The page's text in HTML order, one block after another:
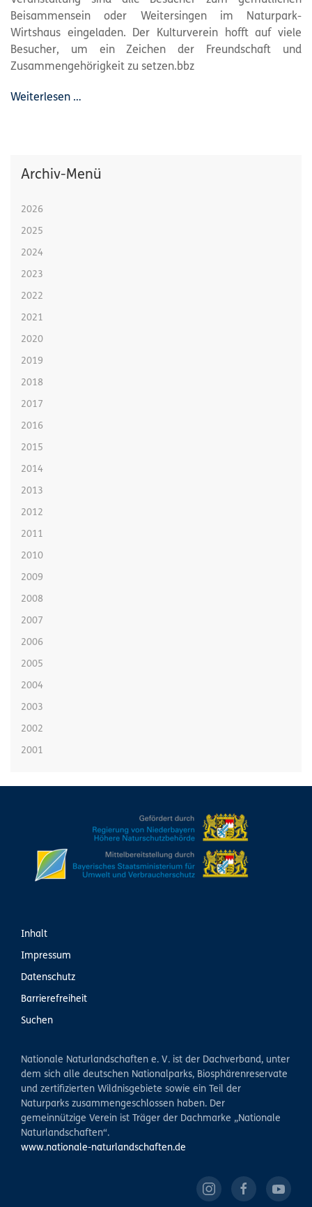
Beisammensein oder Weitersingen im Naturpark-
Wirtshaus eingeladen. Der Kulturverein hofft auf viele
Besucher, um ein Zeichen der Freundschaft und
Zusammengehörigkeit zu setzen.bbz
Weiterlesen …
Archiv-Menü
2026
2025
2024
2023
2022
2021
2020
2019
2018
2017
2016
2015
2014
2013
2012
2011
2010
2009
2008
2007
2006
2005
2004
2003
2002
2001
Inhalt
Impressum
Datenschutz
Barrierefreiheit
Suchen
Nationale Naturlandschaften e. V. ist der Dachverband, unter
dem sich alle deutschen Nationalparks, Biosphärenreservate
und zertifizierten Wildnisgebiete sowie ein Teil der
Naturparks zusammengeschlossen haben. Der
gemeinnützige Verein ist Träger der Dachmarke „Nationale
Naturlandschaften“.
www.nationale-naturlandschaften.de